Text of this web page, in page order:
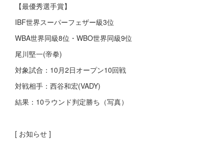
【最優秀選手賞】
IBF世界スーパーフェザー級3位
WBA世界同級8位・WBO世界同級9位
尾川堅一(帝拳)
対象試合：10月2日オープン10回戦
対戦相手：西谷和宏(VADY)
結果：10ラウンド判定勝ち（写真）
[ お知らせ ]